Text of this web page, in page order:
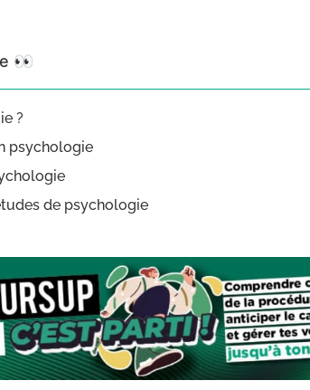
👀
?
psychologie
de psychologie